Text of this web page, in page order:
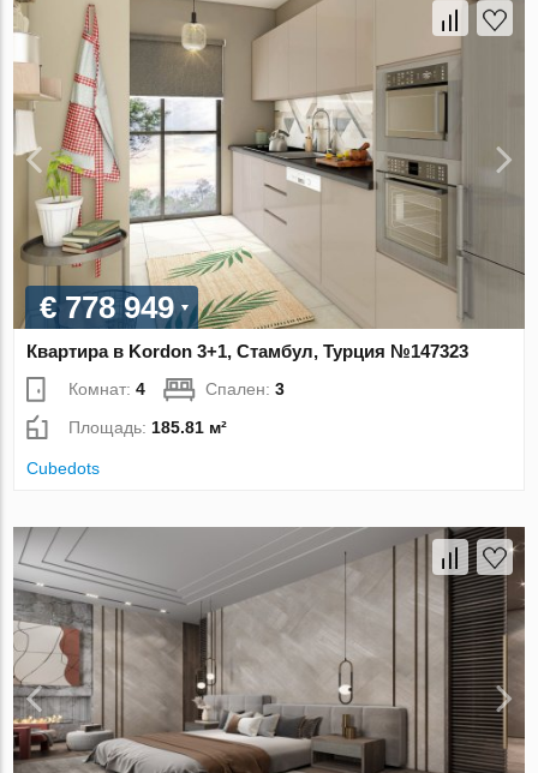
€ 778 949
Квартира в Kordon 3+1, Стамбул, Турция №147323
Комнат:4 Спален:3
Площадь: 185.81 м²
Cubedots